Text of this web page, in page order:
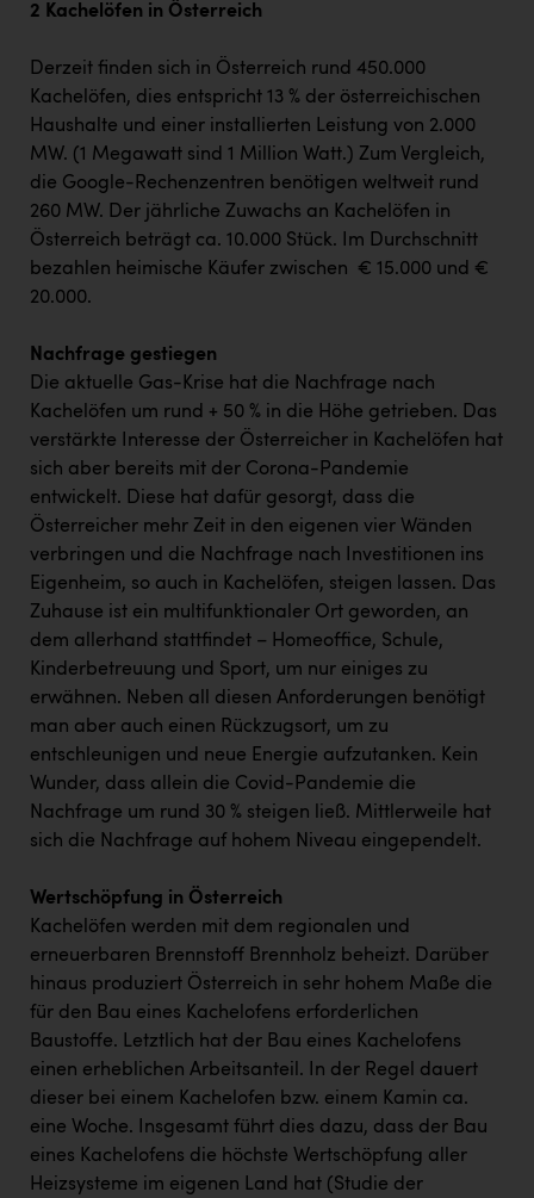
2 Kachelöfen in Österreich
Derzeit finden sich in Österreich rund 450.000
Kachelöfen, dies entspricht 13 % der österreichischen
Haushalte und einer installierten Leistung von 2.000
MW. (1 Megawatt sind 1 Million Watt.) Zum Vergleich,
die Google-Rechenzentren benötigen weltweit rund
260 MW. Der jährliche Zuwachs an Kachelöfen in
Österreich beträgt ca. 10.000 Stück. Im Durchschnitt
bezahlen heimische Käufer zwischen € 15.000 und €
20.000.
Nachfrage gestiegen
Die aktuelle Gas-Krise hat die Nachfrage nach
Kachelöfen um rund + 50 % in die Höhe getrieben. Das
verstärkte Interesse der Österreicher in Kachelöfen hat
sich aber bereits mit der Corona-Pandemie
entwickelt. Diese hat dafür gesorgt, dass die
Österreicher mehr Zeit in den eigenen vier Wänden
verbringen und die Nachfrage nach Investitionen ins
Eigenheim, so auch in Kachelöfen, steigen lassen. Das
Zuhause ist ein multifunktionaler Ort geworden, an
dem allerhand stattfindet – Homeoffice, Schule,
Kinderbetreuung und Sport, um nur einiges zu
erwähnen. Neben all diesen Anforderungen benötigt
man aber auch einen Rückzugsort, um zu
entschleunigen und neue Energie aufzutanken. Kein
Wunder, dass allein die Covid-Pandemie die
Nachfrage um rund 30 % steigen ließ. Mittlerweile hat
sich die Nachfrage auf hohem Niveau eingependelt.
Wertschöpfung in Österreich
Kachelöfen werden mit dem regionalen und
erneuerbaren Brennstoff Brennholz beheizt. Darüber
hinaus produziert Österreich in sehr hohem Maße die
für den Bau eines Kachelofens erforderlichen
Baustoffe. Letztlich hat der Bau eines Kachelofens
einen erheblichen Arbeitsanteil. In der Regel dauert
dieser bei einem Kachelofen bzw. einem Kamin ca.
eine Woche. Insgesamt führt dies dazu, dass der Bau
eines Kachelofens die höchste Wertschöpfung aller
Heizsysteme im eigenen Land hat (Studie der